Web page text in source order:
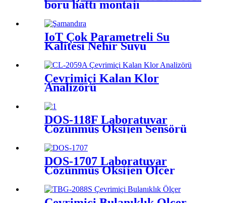
boru hattı montajı
IoT Çok Parametreli Su
Kalitesi Nehir Suyu
Çevrimiçi Kalan Klor
Analizörü
DOS-118F Laboratuvar
Çözünmüş Oksijen Sensörü
DOS-1707 Laboratuvar
Çözünmüş Oksijen Ölçer